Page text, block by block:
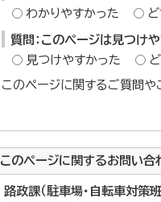
わかりやすかった
質問：このページは見つけ
見つけやすかった
このページに関するご質問や
このページに関するお問い合
路政課（駐車場・自転車対策班